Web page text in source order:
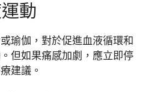
動
瑜伽，對於促進血液循環和
但如果痛感加劇，應立即停
建議。